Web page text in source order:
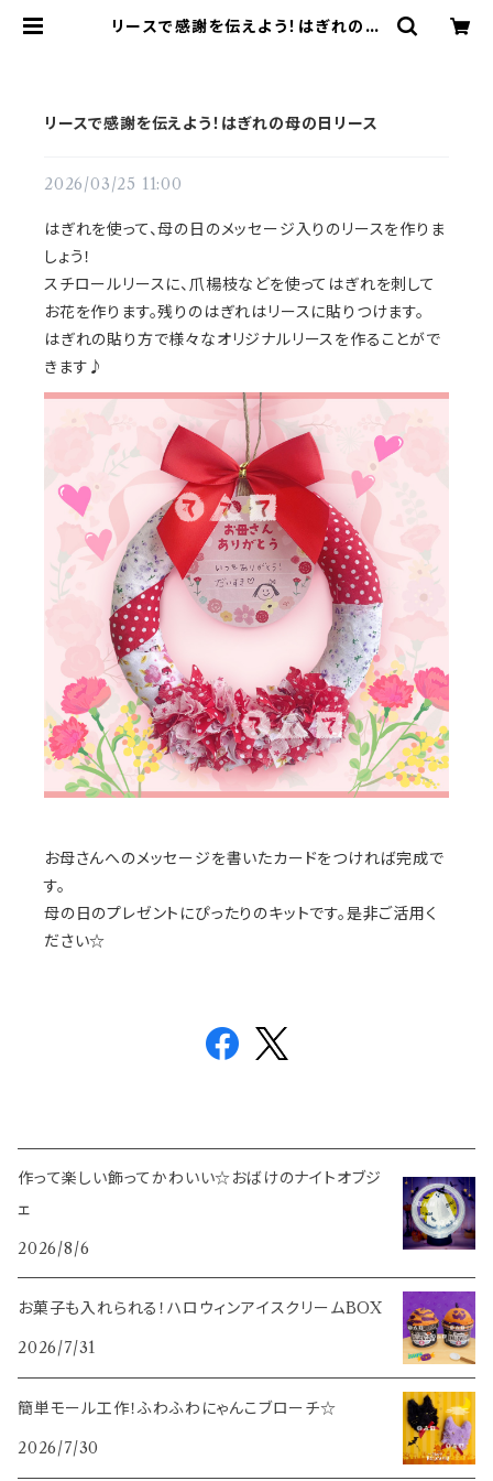
リースで感謝を伝えよう！はぎれの母
リースで感謝を伝えよう！はぎれの母の日リース
2026/03/25 11:00
はぎれを使って、母の日のメッセージ入りのリースを作りま
しょう！
スチロールリースに、爪楊枝などを使ってはぎれを刺して
お花を作ります。残りのはぎれはリースに貼りつけます。
はぎれの貼り方で様々なオリジナルリースを作ることがで
きます♪
お母さんへのメッセージを書いたカードをつければ完成で
す。
母の日のプレゼントにぴったりのキットです。是非ご活用く
ださい☆
作って楽しい飾ってかわいい☆おばけのナイトオブジ
ェ
2026/8/6
お菓子も入れられる！ハロウィンアイスクリームBOX
2026/7/31
簡単モール工作！ふわふわにゃんこブローチ☆
2026/7/30